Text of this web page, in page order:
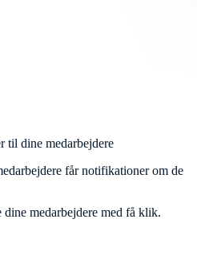
til dine medarbejdere
får notifikationer om de
medarbejdere med få klik.